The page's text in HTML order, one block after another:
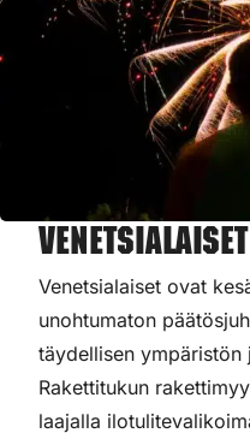
Venetsialaiset ovat
unohtumaton
täydellisen ympäristön
Rakettitukun
laajalla